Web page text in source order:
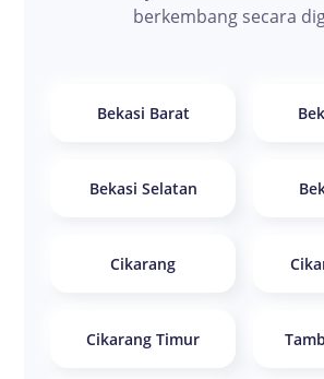
berkembang secara
Bekasi Barat
Bekasi Selatan
Cikarang
Cikarang Timur